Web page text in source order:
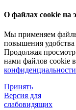
О файлах cookie на
Мы применяем
повышения
Продолжая
нами файлов cookie
Принять
Версия для
слабовидящих